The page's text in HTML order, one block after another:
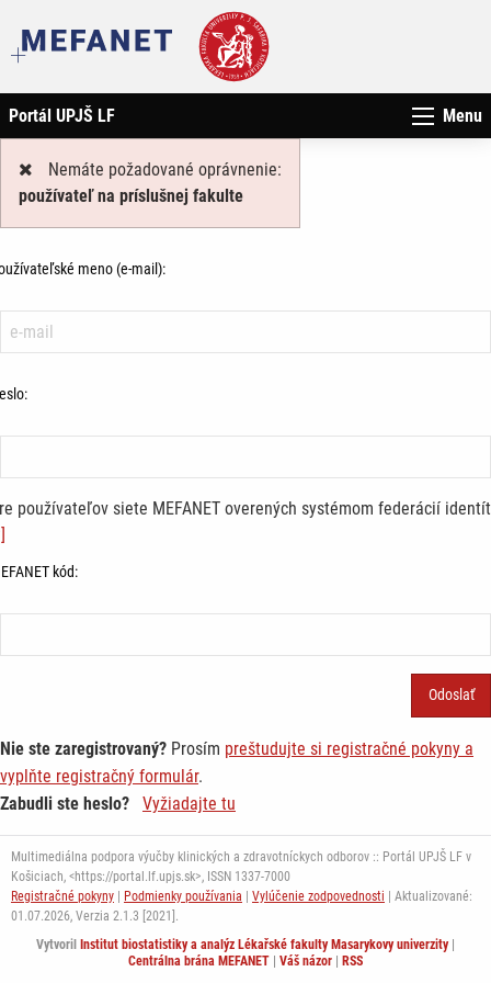
Portál UPJŠ LF Menu
Nemáte požadované oprávnenie:
používateľ na príslušnej fakulte
meno (e-mail):
používateľov siete MEFANET overených systémom federácií identít
kód:
Nie ste zaregistrovaný? Prosím preštudujte si registračné pokyny a
vyplňte registračný formulár.
Zabudli ste heslo?
Vyžiadajte tu
Multimediálna podpora výučby klinických a zdravotníckych odborov :: Portál UPJŠ LF v
Košiciach, <https://portal.lf.upjs.sk>, ISSN 1337-7000
Registračné pokyny
Podmienky používania Vylúčenie zodpovednosti | Aktualizované:
01.07.2026, Verzia 2.1.3 [2021].
Vytvoril
Institut biostatistiky a analýz Lékařské fakulty Masarykovy univerzity|
Centrálna brána MEFANET
Váš názor RSS